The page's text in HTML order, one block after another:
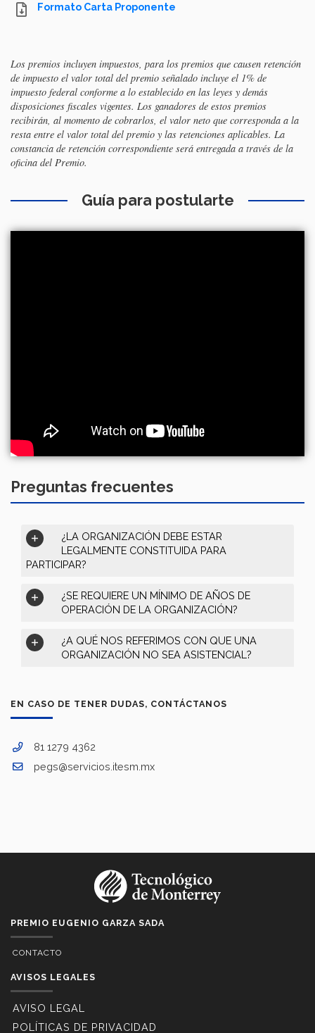
Formato Carta Proponente
Los premios incluyen impuestos, para los premios que causen retención
de impuesto el valor total del premio señalado incluye el 1% de
impuesto federal conforme a lo establecido en las leyes y demás
disposiciones fiscales vigentes. Los ganadores de estos premios
recibirán, al momento de cobrarlos, el valor neto que corresponda a la
resta entre el valor total del premio y las retenciones aplicables. La
constancia de retención correspondiente será entregada a través de la
oficina del Premio.
Guía para postularte
Preguntas frecuentes
¿LA ORGANIZACIÓN DEBE ESTAR
LEGALMENTE CONSTITUIDA PARA
PARTICIPAR?
¿SE REQUIERE UN MÍNIMO DE AÑOS DE
OPERACIÓN DE LA ORGANIZACIÓN?
¿A QUÉ NOS REFERIMOS CON QUE UNA
ORGANIZACIÓN NO SEA ASISTENCIAL?
EN CASO DE TENER DUDAS, CONTÁCTANOS
81 1279 4362
pegs@servicios.itesm.mx
PREMIO EUGENIO GARZA SADA
CONTACTO
AVISOS LEGALES
AVISO LEGAL
POLÍTICAS DE PRIVACIDAD